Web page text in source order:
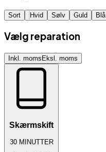
Sort Hvid Sølv Guld Blå
Vælg reparation
Inkl. momsEksl. moms
Skærmskift
30MINUTTER